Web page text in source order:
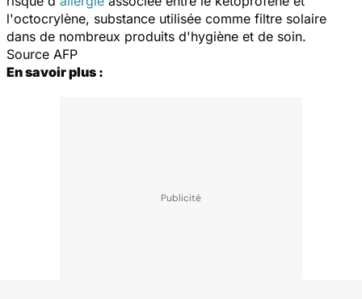
l'octocrylène, substance utilisée comme filtre solaire
dans de nombreux produits d'hygiène et de soin.
Source AFP
En savoir plus :